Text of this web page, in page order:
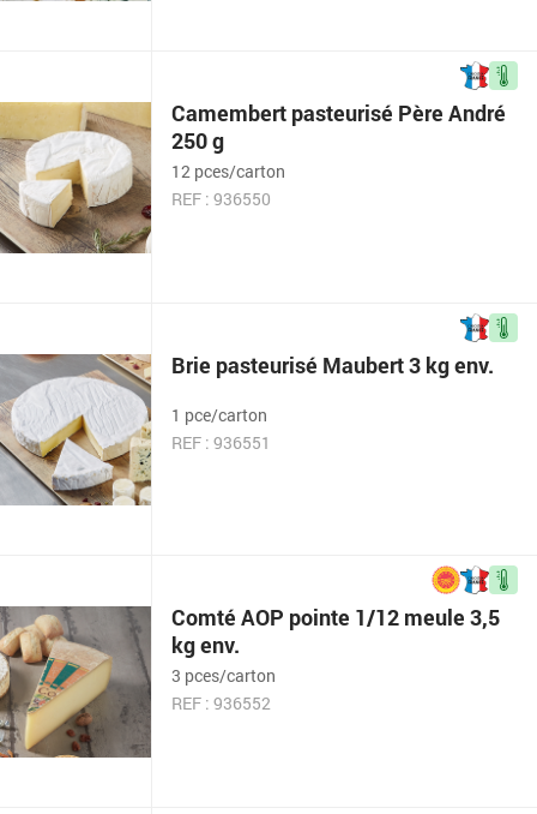
Camembert pasteurisé Père André
250 g
12 pces/carton
REF : 936550
Brie pasteurisé Maubert 3 kg env.
1 pce/carton
REF : 936551
Comté AOP pointe 1/12 meule 3,5
kg env.
3 pces/carton
REF : 936552